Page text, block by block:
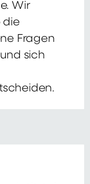
Wir
die
Fragen
sich